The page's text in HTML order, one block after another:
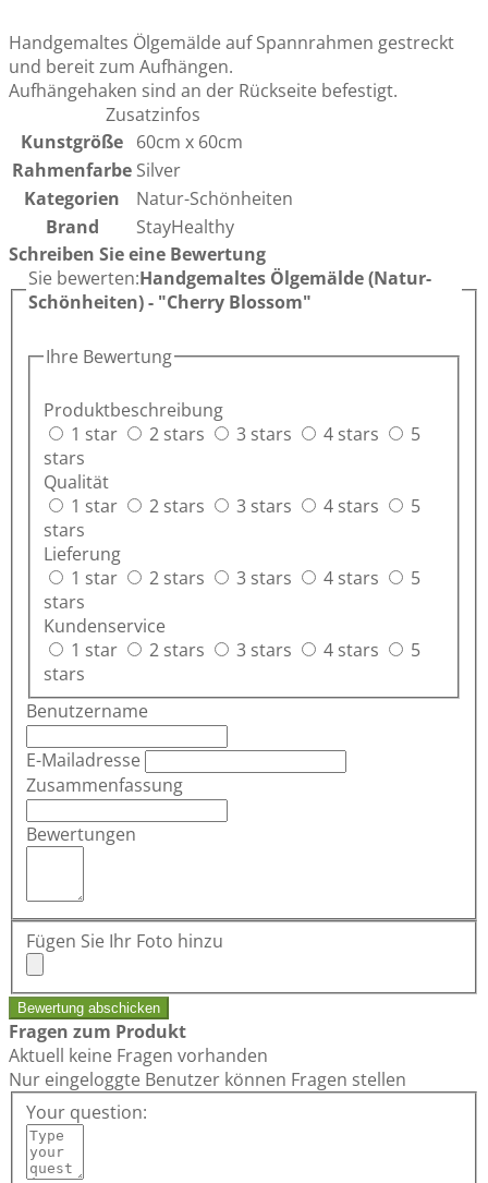
Handgemaltes Ölgemälde auf Spannrahmen gestreckt
und bereit zum Aufhängen.
Aufhängehaken sind an der Rückseite befestigt.
Zusatzinfos
Kunstgröße 60cm x 60cm
Rahmenfarbe Silver
Kategorien
Natur-Schönheiten
Brand
StayHealthy
Schreiben Sie eine Bewertung
Sie bewerten:Handgemaltes Ölgemälde (Natur-
Schönheiten) - "Cherry Blossom"
Ihre Bewertung
Produktbeschreibung
1 star
2 stars 3 stars 4 stars
5
stars
Qualität
1 star
2 stars 3 stars 4 stars
5
stars
Lieferung
1 star
2 stars 3 stars 4 stars
5
stars
Kundenservice
1 star
2 stars 3 stars 4 stars
5
stars
Benutzername
E-Mailadresse
Zusammenfassung
Bewertungen
Fügen Sie Ihr Foto hinzu
Bewertung abschicken
Fragen zum Produkt
Aktuell keine Fragen vorhanden
Nur eingeloggte Benutzer können Fragen stellen
Your question: